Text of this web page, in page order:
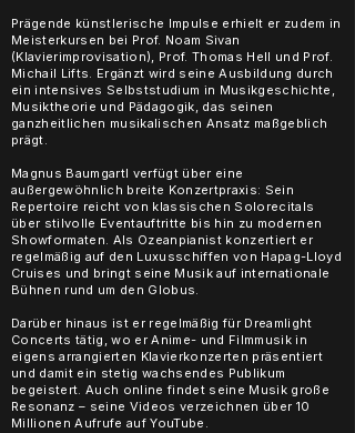
Prägende künstlerische Impulse erhielt er zudem in
Meisterkursen bei Prof. Noam Sivan
(Klavierimprovisation), Prof. Thomas Hell und Prof.
Michail Lifts. Ergänzt wird seine Ausbildung durch
ein intensives Selbststudium in Musikgeschichte,
Musiktheorie und Pädagogik, das seinen
ganzheitlichen musikalischen Ansatz maßgeblich
prägt.
Magnus Baumgartl verfügt über eine
außergewöhnlich breite Konzertpraxis: Sein
Repertoire reicht von klassischen Solorecitals
über stilvolle Eventauftritte bis hin zu modernen
Showformaten. Als Ozeanpianist konzertiert er
regelmäßig auf den Luxusschiffen von Hapag-Lloyd
Cruises und bringt seine Musik auf internationale
Bühnen rund um den Globus.
Darüber hinaus ist er regelmäßig für Dreamlight
Concerts tätig, wo er Anime- und Filmmusik in
eigens arrangierten Klavierkonzerten präsentiert
und damit ein stetig wachsendes Publikum
begeistert. Auch online findet seine Musik große
Resonanz – seine Videos verzeichnen über 10
Millionen Aufrufe auf YouTube.